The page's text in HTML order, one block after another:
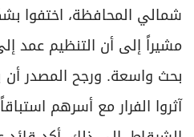
شمالي المحافظة، اختفوا
مشيراً إلى أن التنظيم عمد
بحث واسعة. ورجح المصدر أن
آثروا الفرار مع أسرهم